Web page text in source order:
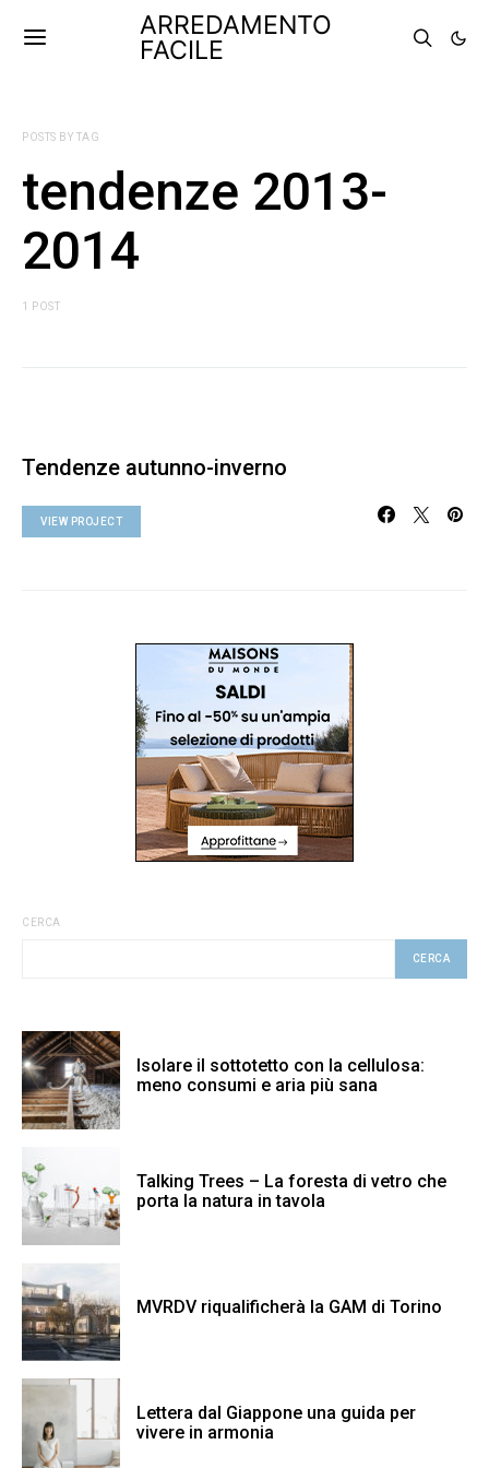
ARREDAMENTO
FACILE
POSTS BY TAG
tendenze 2013-
2014
1 POST
Tendenze autunno-inverno
VIEW PROJECT
CERCA
CERCA
Isolare il sottotetto con la cellulosa:
meno consumi e aria più sana
Talking Trees – La foresta di vetro che
porta la natura in tavola
MVRDV riqualificherà la GAM di Torino
Lettera dal Giappone una guida per
vivere in armonia